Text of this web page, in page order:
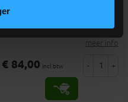
voor Fakro GREENVIEW
meer info
€ 84,00 incl.btw - +